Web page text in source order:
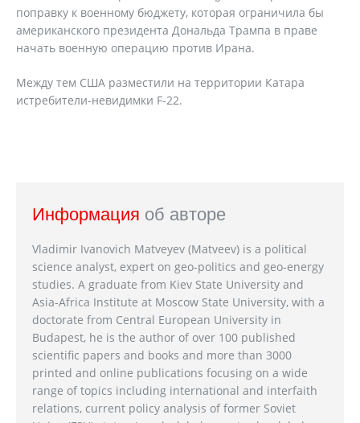
поправку к военному бюджету, которая ограничила бы
американского президента Дональда Трампа в праве
начать военную операцию против Ирана.
Между тем США разместили на территории Катара
истребители-невидимки F-22.
Информация об авторе
Vladimir Ivanovich Matveyev (Matveev) is a political
science analyst, expert on geo-politics and geo-energy
studies. A graduate from Kiev State University and
Asia-Africa Institute at Moscow State University, with a
doctorate from Central European University in
Budapest, he is the author of over 100 published
scientific papers and books and more than 3000
printed and online publications focusing on a wide
range of topics including international and interfaith
relations, current policy analysis of former Soviet